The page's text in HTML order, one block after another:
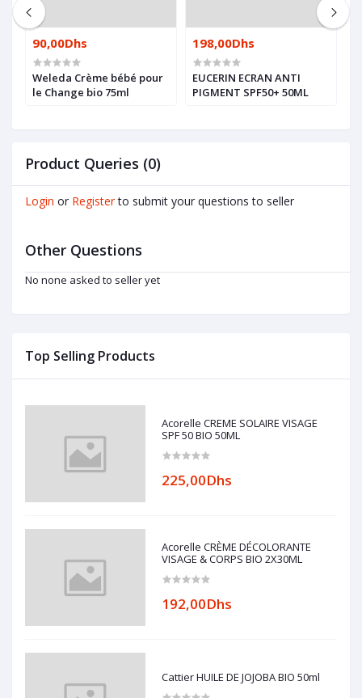
Top Selling Products
Acorelle CREME SOLAIRE VISAGE
SPF 50 BIO 50ML
225,00Dhs
Acorelle CRÈME DÉCOLORANTE
VISAGE & CORPS BIO 2X30ML
192,00Dhs
Cattier HUILE DE JOJOBA BIO 50ml
90,00Dhs
Weleda Crème bébé pour
le Change bio 75ml
198,00Dhs
EUCERIN ECRAN ANTI
PIGMENT SPF50+ 50ML
Product Queries (0)
Login or Register to submit your questions to seller
Other Questions
No none asked to seller yet